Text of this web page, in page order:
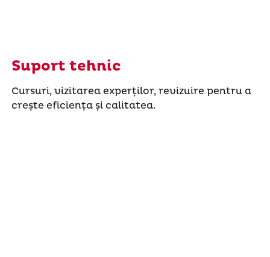
Suport tehnic
Cursuri, vizitarea experților, revizuire pentru a
crește eficiența și calitatea.